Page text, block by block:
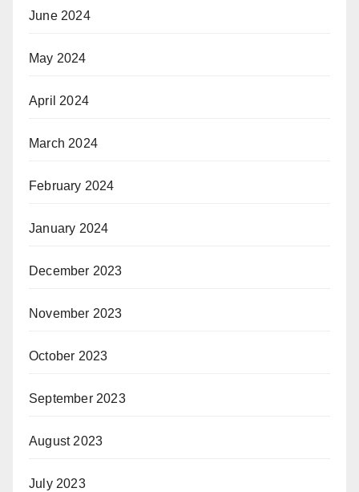
June 2024
May 2024
April 2024
March 2024
February 2024
January 2024
December 2023
November 2023
October 2023
September 2023
August 2023
July 2023